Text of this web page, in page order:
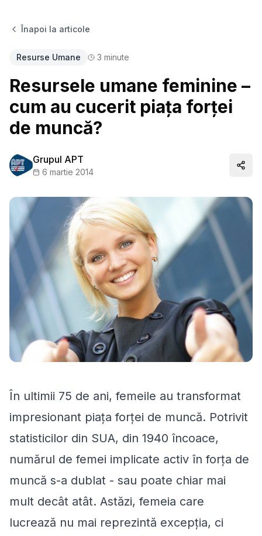
Înapoi la articole
Resurse Umane 3 minute
Resursele umane feminine –
cum au cucerit piața forței
de muncă?
Grupul APT
6 martie 2014
În ultimii 75 de ani, femeile au transformat
impresionant piața forței de muncă. Potrivit
statisticilor din SUA, din 1940 încoace,
numărul de femei implicate activ în forța de
muncă s-a dublat - sau poate chiar mai
mult decât atât. Astăzi, femeia care
lucrează nu mai reprezintă excepția, ci